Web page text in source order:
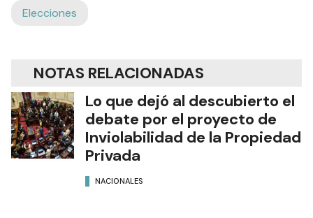
Elecciones
NOTAS RELACIONADAS
Lo que dejó al descubierto el
debate por el proyecto de
Inviolabilidad de la Propiedad
Privada
NACIONALES